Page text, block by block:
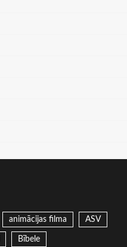
animācijas filma ASV
Bībele